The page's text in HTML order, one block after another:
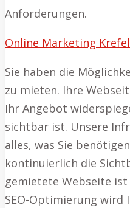
Anforderungen.
Online Marketing
Sie haben die
zu mieten. Ihre
Ihr Angebot
sichtbar ist. Unsere
alles, was Sie
kontinuierlich die
gemietete Webseite
SEO-Optimierung wird